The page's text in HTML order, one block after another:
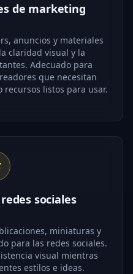
de marketing
anuncios y materiales
claridad visual y la
Adecuado para
que necesitan
recursos listos para usar.
sociales
miniaturas y
para las redes sociales.
visual mientras
estilos e ideas.